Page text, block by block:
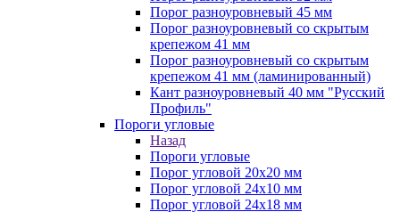
Порог разноуровневый 45 мм
Порог разноуровневый со скрытым
крепежом 41 мм
Порог разноуровневый со скрытым
крепежом 41 мм (ламинированный)
Кант разноуровневый 40 мм "Русский
Профиль"
Пороги угловые
Назад
Пороги угловые
Порог угловой 20х20 мм
Порог угловой 24х10 мм
Порог угловой 24х18 мм